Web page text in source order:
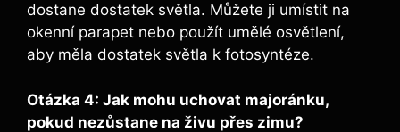
dostane dostatek světla. Můžete ji umístit na
okenní parapet nebo použít umělé osvětlení,
aby měla dostatek světla k fotosyntéze.
Otázka 4: Jak mohu uchovat majoránku,
pokud nezůstane na živu přes zimu?